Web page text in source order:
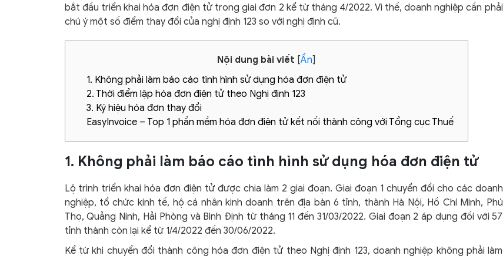
bắt đầu triển khai hóa đơn điện tử trong giai đơn 2 kể từ tháng 4/2022. Vì thế, doanh nghiệp cần phải
chú ý một số điểm thay đổi của nghị định 123 so với nghị định cũ.
Nội dung bài viết [Ẩn]
1. Không phải làm báo cáo tình hình sử dụng hóa đơn điện tử
2. Thời điểm lập hóa đơn điện tử theo Nghị định 123
3. Ký hiệu hóa đơn thay đổi
EasyInvoice – Top 1 phần mềm hóa đơn điện tử kết nối thành công với Tổng cục Thuế
1. Không phải làm báo cáo tình hình sử dụng hóa đơn điện tử
Lộ trình triển khai hóa đơn điện tử được chia làm 2 giai đoạn. Giai đoạn 1 chuyển đổi cho các doanh
nghiệp, tổ chức kinh tế, hộ cá nhân kinh doanh trên địa bàn 6 tỉnh, thành Hà Nội, Hồ Chí Minh, Phú
Thọ, Quảng Ninh, Hải Phòng và Bình Định từ tháng 11 đến 31/03/2022. Giai đoạn 2 áp dụng đối với 57
tỉnh thành còn lại kể từ 1/4/2022 đến 30/06/2022.
Kể từ khi chuyển đổi thành công hóa đơn điện tử theo Nghị định 123, doanh nghiệp không phải làm